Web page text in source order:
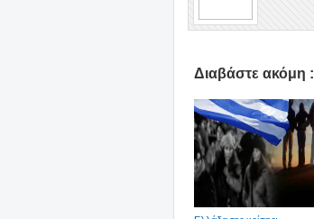
Διαβάστε ακόμη :